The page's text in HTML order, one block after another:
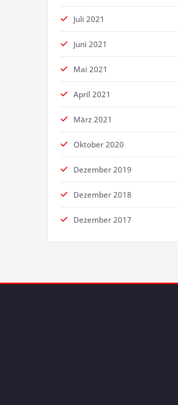
Juli 2021
Juni 2021
Mai 2021
April 2021
März 2021
Oktober 2020
Dezember 2019
Dezember 2018
Dezember 2017